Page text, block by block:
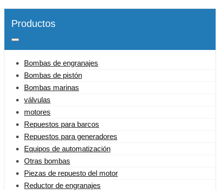
Productos
Bombas de engranajes
Bombas de pistón
Bombas marinas
válvulas
motores
Repuestos para barcos
Repuestos para generadores
Equipos de automatización
Otras bombas
Piezas de repuesto del motor
Reductor de engranajes